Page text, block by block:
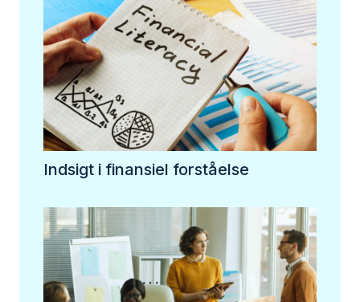
Indsigt i finansiel forståelse